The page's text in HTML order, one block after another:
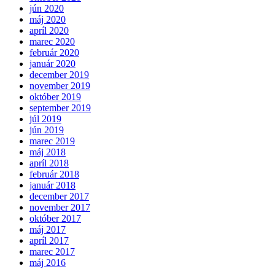
jún 2020
máj 2020
apríl 2020
marec 2020
február 2020
január 2020
december 2019
november 2019
október 2019
september 2019
júl 2019
jún 2019
marec 2019
máj 2018
apríl 2018
február 2018
január 2018
december 2017
november 2017
október 2017
máj 2017
apríl 2017
marec 2017
máj 2016